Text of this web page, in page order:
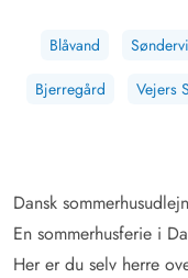
Blåvand
Bjerregård
Vejers
Dansk
En sommerhusferie i
Her er du selv herre